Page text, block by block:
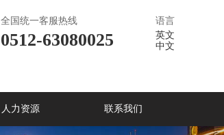
语言
英文
中文
全国统一客服热线
0512-63080025
人力资源 联系我们